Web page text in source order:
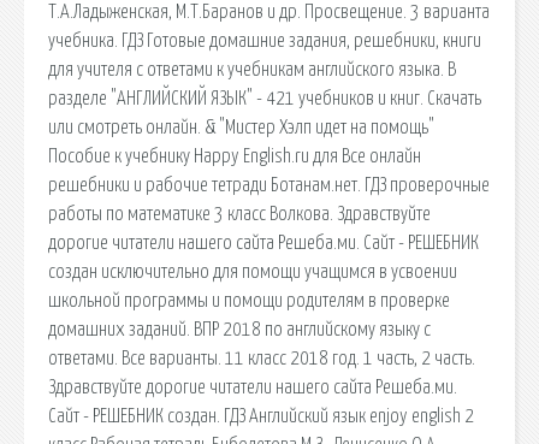
Т.А.Ладыженская, М.Т.Баранов и др. Просвещение. 3 варианта
учебника. ГДЗ Готовые домашние задания, решебники, книги
для учителя с ответами к учебникам английского языка. В
разделе "АНГЛИЙСКИЙ ЯЗЫК" - 421 учебников и книг. Скачать
или смотреть онлайн. & "Мистер Хэлп идет на помощь"
Пособие к учебнику Happy English.ru для Все онлайн
решебники и рабочие тетради Ботанам.нет. ГДЗ проверочные
работы по математике 3 класс Волкова. Здравствуйте
дорогие читатели нашего сайта Решеба.ми. Сайт - РЕШЕБНИК
создан исключительно для помощи учащимся в усвоении
школьной программы и помощи родителям в проверке
домашних заданий. ВПР 2018 по английскому языку с
ответами. Все варианты. 11 класс 2018 год. 1 часть, 2 часть.
Здравствуйте дорогие читатели нашего сайта Решеба.ми.
Сайт - РЕШЕБНИК создан. ГДЗ Английский язык enjoy english 2